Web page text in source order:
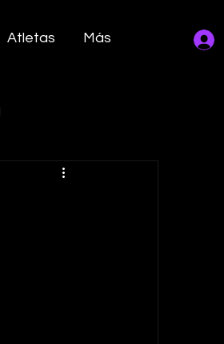
Atletas Más